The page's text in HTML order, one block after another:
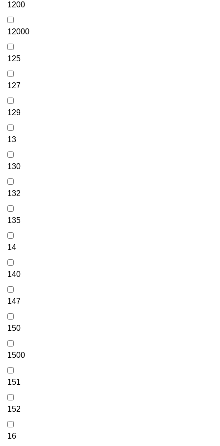
1200
12000
125
127
129
13
130
132
135
14
140
147
150
1500
151
152
16